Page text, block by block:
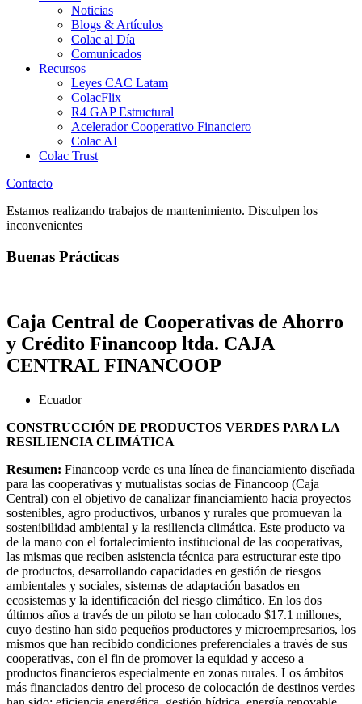
Noticias
Blogs & Artículos
Colac al Día
Comunicados
Recursos
Leyes CAC Latam
ColacFlix
R4 GAP Estructural
Acelerador Cooperativo Financiero
Colac AI
Colac Trust
Contacto
Estamos realizando trabajos de mantenimiento. Disculpen los
inconvenientes
Buenas Prácticas
Caja Central de Cooperativas de Ahorro
y Crédito Financoop ltda. CAJA
CENTRAL FINANCOOP
Ecuador
CONSTRUCCIÓN DE PRODUCTOS VERDES PARA LA
RESILIENCIA CLIMÁTICA
Resumen: Financoop verde es una línea de financiamiento diseñada
para las cooperativas y mutualistas socias de Financoop (Caja
Central) con el objetivo de canalizar financiamiento hacia proyectos
sostenibles, agro productivos, urbanos y rurales que promuevan la
sostenibilidad ambiental y la resiliencia climática. Este producto va
de la mano con el fortalecimiento institucional de las cooperativas,
las mismas que reciben asistencia técnica para estructurar este tipo
de productos, desarrollando capacidades en gestión de riesgos
ambientales y sociales, sistemas de adaptación basados en
ecosistemas y la identificación del riesgo climático. En los dos
últimos años a través de un piloto se han colocado $17.1 millones,
cuyo destino han sido pequeños productores y microempresarios, los
mismos que han recibido condiciones preferenciales a través de sus
cooperativas, con el fin de promover la equidad y acceso a
productos financieros especialmente en zonas rurales. Los ámbitos
más financiados dentro del proceso de colocación de destinos verdes